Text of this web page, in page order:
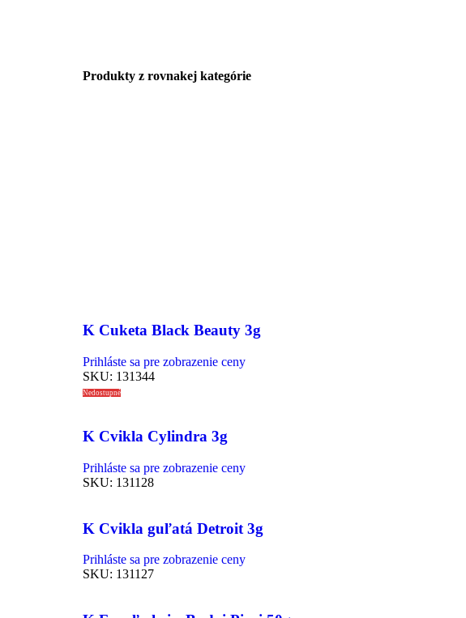
Produkty z rovnakej kategórie
K Cuketa Black Beauty 3g
Prihláste sa pre zobrazenie ceny
SKU: 131344
Nedostupné
K Cvikla Cylindra 3g
Prihláste sa pre zobrazenie ceny
SKU: 131128
K Cvikla guľatá Detroit 3g
Prihláste sa pre zobrazenie ceny
SKU: 131127